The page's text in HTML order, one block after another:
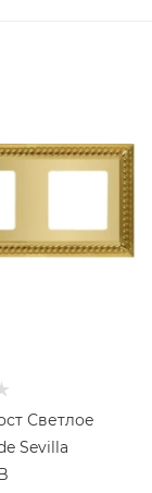
Светлое
Sevilla